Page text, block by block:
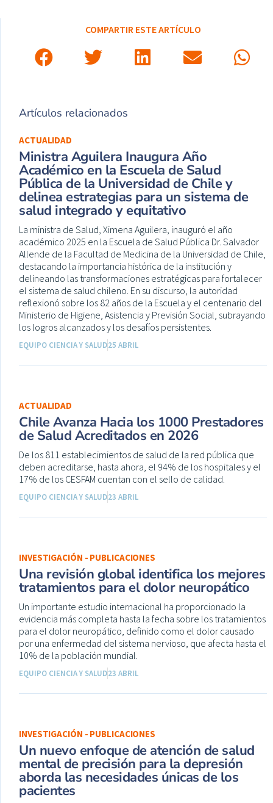
COMPARTIR ESTE ARTÍCULO
Artículos relacionados
ACTUALIDAD
Ministra Aguilera Inaugura Año
Académico en la Escuela de Salud
Pública de la Universidad de Chile y
delinea estrategias para un sistema de
salud integrado y equitativo
La ministra de Salud, Ximena Aguilera, inauguró el año
académico 2025 en la Escuela de Salud Pública Dr. Salvador
Allende de la Facultad de Medicina de la Universidad de Chile,
destacando la importancia histórica de la institución y
delineando las transformaciones estratégicas para fortalecer
el sistema de salud chileno. En su discurso, la autoridad
reflexionó sobre los 82 años de la Escuela y el centenario del
Ministerio de Higiene, Asistencia y Previsión Social, subrayando
los logros alcanzados y los desafíos persistentes.
EQUIPO CIENCIA Y SALUD25 ABRIL
ACTUALIDAD
Chile Avanza Hacia los 1000 Prestadores
de Salud Acreditados en 2026
De los 811 establecimientos de salud de la red pública que
deben acreditarse, hasta ahora, el 94% de los hospitales y el
17% de los CESFAM cuentan con el sello de calidad.
EQUIPO CIENCIA Y SALUD23 ABRIL
INVESTIGACIÓN - PUBLICACIONES
Una revisión global identifica los mejores
tratamientos para el dolor neuropático
Un importante estudio internacional ha proporcionado la
evidencia más completa hasta la fecha sobre los tratamientos
para el dolor neuropático, definido como el dolor causado
por una enfermedad del sistema nervioso, que afecta hasta el
10% de la población mundial.
EQUIPO CIENCIA Y SALUD23 ABRIL
INVESTIGACIÓN - PUBLICACIONES
Un nuevo enfoque de atención de salud
mental de precisión para la depresión
aborda las necesidades únicas de los
pacientes